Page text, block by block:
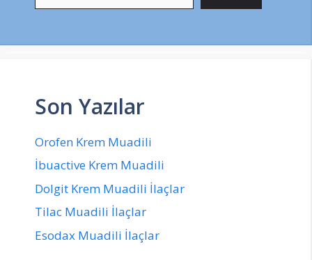
Son Yazılar
Orofen Krem Muadili
İbuactive Krem Muadili
Dolgit Krem Muadili İlaçlar
Tilac Muadili İlaçlar
Esodax Muadili İlaçlar